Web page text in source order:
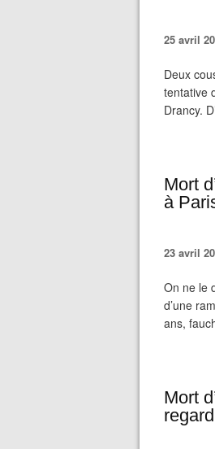
25 avril
Deux
tentative
Drancy.
Mort
à
23 avril
On ne le
d’une
ans,
Mort